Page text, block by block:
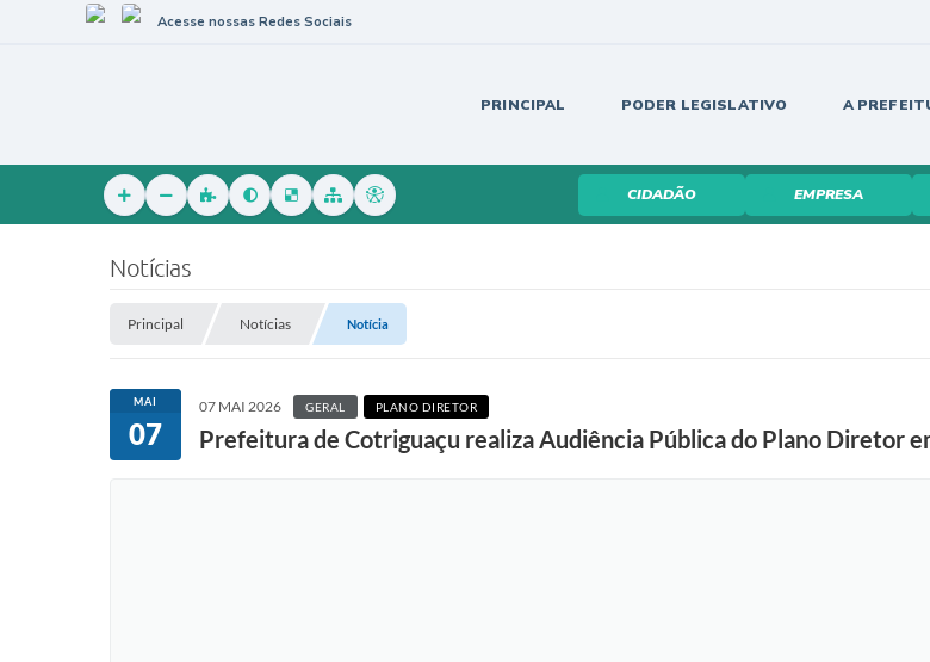
Acesse nossas Redes Sociais
PRINCIPAL PODER LEGISLATIVO A
CIDADÃO EMPRESA
Notícias
Principal Notícias Notícia
MAI
07
07 MAI 2026 GERAL PLANO DIRETOR
Prefeitura de Cotriguaçu realiza Audiência Pública do Plano Diretor